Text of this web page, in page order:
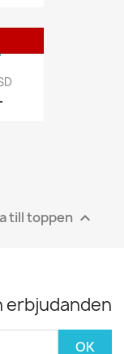
till toppen 
erbjudanden